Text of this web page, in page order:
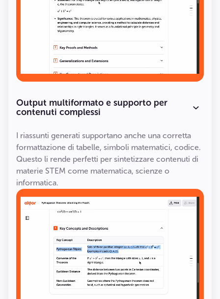
Output multiformato e supporto per
contenuti complessi
I riassunti generati supportano anche una corretta
formattazione di tabelle, simboli matematici, codice.
Questo li rende perfetti per sintetizzare contenuti di
materie STEM come matematica, scienze o
informatica.